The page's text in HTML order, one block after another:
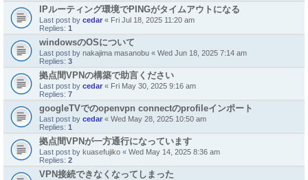
IPルーティング環境でPINGがタイムアウトになる
Last post by cedar « Fri Jul 18, 2025 11:20 am
Replies: 1
windowsのOSについて
Last post by nakajima masanobu « Wed Jun 18, 2025 7:14 am
Replies: 3
拠点間VPNの構築で助言ください
Last post by cedar « Fri May 30, 2025 9:16 am
Replies: 7
googleTVでのopenvpn connectのprofileインポート
Last post by cedar « Wed May 28, 2025 10:50 am
Replies: 1
拠点間VPNが一方通行になっています
Last post by kuasefujiko « Wed May 14, 2025 8:36 am
Replies: 2
VPN接続できなくなってしまった